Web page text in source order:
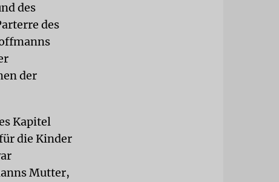
des
des
der
Kapitel
die Kinder
Mutter,